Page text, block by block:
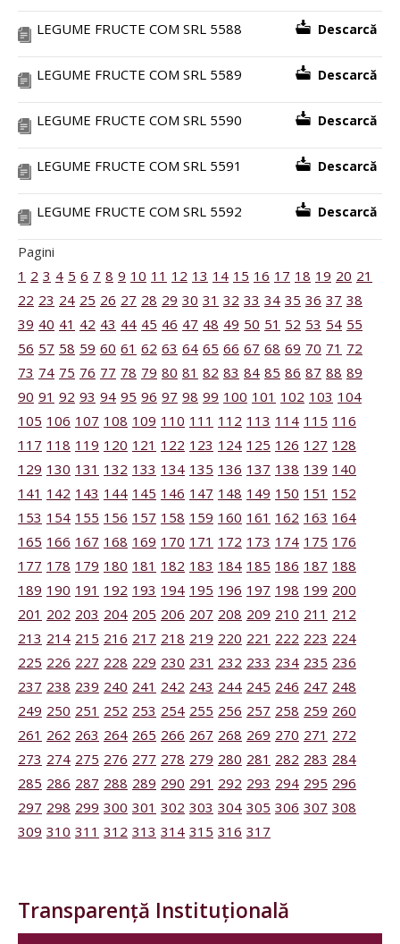
LEGUME FRUCTE COM SRL 5588 Descarcă
LEGUME FRUCTE COM SRL 5589 Descarcă
LEGUME FRUCTE COM SRL 5590 Descarcă
LEGUME FRUCTE COM SRL 5591 Descarcă
LEGUME FRUCTE COM SRL 5592 Descarcă
Pagini
1 2 3 4 5 6 7 8 9 10 11 12 13 14 15 16 17 18 19 20 21
22 23 24 25 26 27 28 29 30 31 32 33 34 35 36 37 38
39 40 41 42 43 44 45 46 47 48 49 50 51 52 53 54 55
56 57 58 59 60 61 62 63 64 65 66 67 68 69 70 71 72
73 74 75 76 77 78 79 80 81 82 83 84 85 86 87 88 89
90 91 92 93 94 95 96 97 98 99 100 101 102 103 104
105 106 107 108 109 110 111 112 113 114 115 116
117 118 119 120 121 122 123 124 125 126 127 128
129 130 131 132 133 134 135 136 137 138 139 140
141 142 143 144 145 146 147 148 149 150 151 152
153 154 155 156 157 158 159 160 161 162 163 164
165 166 167 168 169 170 171 172 173 174 175 176
177 178 179 180 181 182 183 184 185 186 187 188
189 190 191 192 193 194 195 196 197 198 199 200
201 202 203 204 205 206 207 208 209 210 211 212
213 214 215 216 217 218 219 220 221 222 223 224
225 226 227 228 229 230 231 232 233 234 235 236
237 238 239 240 241 242 243 244 245 246 247 248
249 250 251 252 253 254 255 256 257 258 259 260
261 262 263 264 265 266 267 268 269 270 271 272
273 274 275 276 277 278 279 280 281 282 283 284
285 286 287 288 289 290 291 292 293 294 295 296
297 298 299 300 301 302 303 304 305 306 307 308
309 310 311 312 313 314 315 316 317
Transparență Instituțională